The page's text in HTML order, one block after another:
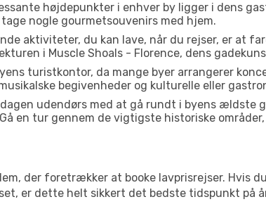
højdepunkter i enhver by ligger i dens
nogle gourmetsouvenirs med hjem.
aktiviteter, du kan lave, når du rejser, er at
i Muscle Shoals - Florence, dens
turistkontor, da mange byer arrangerer
begivenheder og kulturelle eller
udendørs med at gå rundt i byens ældste
en tur gennem de vigtigste historiske
der foretrækker at booke lavprisrejser. Hvis
er dette helt sikkert det bedste tidspunkt på